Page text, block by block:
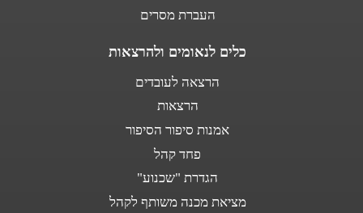
העברת מסרים
כלים לנאומים ולהרצאות
הרצאה לעובדים
הרצאות
אמנות סיפור הסיפור
פחד קהל
הגדרת "שכנוע"
מציאת מכנה משותף לקהל